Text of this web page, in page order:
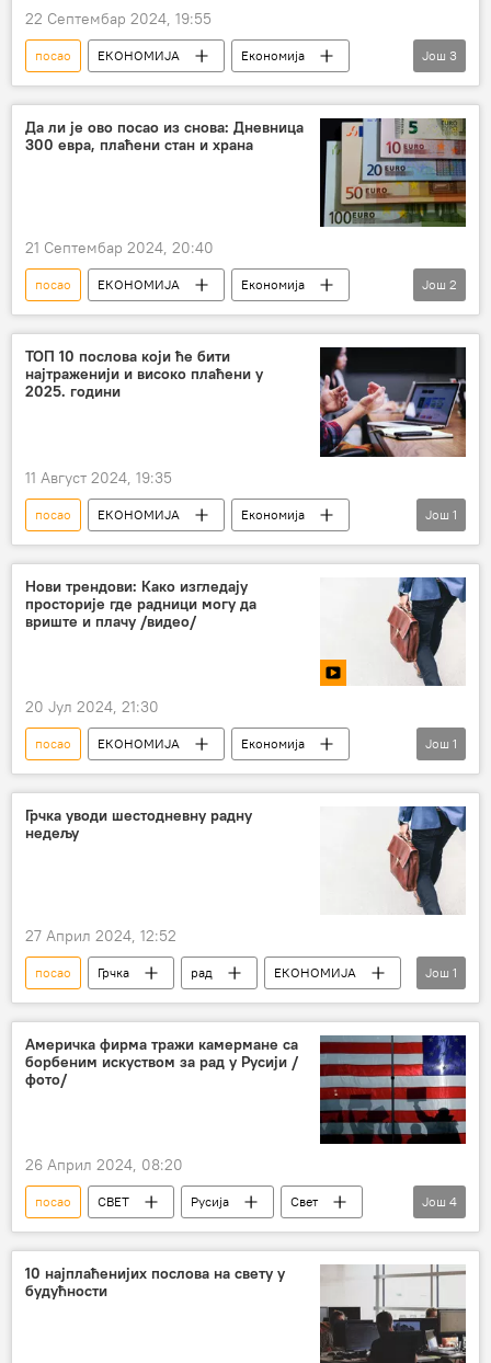
22 Септембар 2024, 19:55
посао ЕКОНОМИЈА
Економија
успех
вештине Србија – економија
Још 3
Да ли је ово посао из снова: Дневница
300 евра, плаћени стан и храна
21 Септембар 2024, 20:40
посао ЕКОНОМИЈА
Економија
Регион – економија
Хрватска
Још 2
ТОП 10 послова који ће бити
најтраженији и високо плаћени у
2025. години
11 Август 2024, 19:35
посао ЕКОНОМИЈА
Економија
Свет – економија
Још 1
Нови трендови: Како изгледају
просторије где радници могу да
вриште и плачу /видео/
20 Јул 2024, 21:30
посао ЕКОНОМИЈА
Економија
стрес
Још 1
Грчка уводи шестодневну радну
недељу
27 Април 2024, 12:52
посао Грчка рад
ЕКОНОМИЈА
Економија
Још 1
Америчка фирма тражи камермане са
борбеним искуством за рад у Русији /
фото/
26 Април 2024, 08:20
посао СВЕТ Русија
Свет
Специјална војна операција у Украјини – вести
САД
огласи
Још 4
10 најплаћенијих послова на свету у
будућности